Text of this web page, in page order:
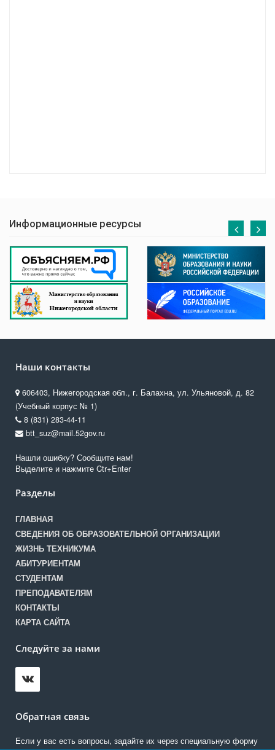
Информационные ресурсы
Наши контакты
606403, Нижегородская обл., г. Балахна, ул. Ульяновой, д. 82
(Учебный корпус № 1)
8 (831) 283-44-11
btt_suz@mail.52gov.ru
Нашли ошибку? Сообщите нам!
Выделите и нажмите Ctr+Enter
Разделы
ГЛАВНАЯ
СВЕДЕНИЯ ОБ ОБРАЗОВАТЕЛЬНОЙ ОРГАНИЗАЦИИ
ЖИЗНЬ ТЕХНИКУМА
АБИТУРИЕНТАМ
СТУДЕНТАМ
ПРЕПОДАВАТЕЛЯМ
КОНТАКТЫ
КАРТА САЙТА
Следуйте за нами
Обратная связь
Если у вас есть вопросы, задайте их через специальную форму